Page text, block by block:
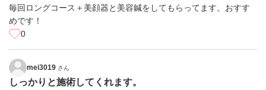
毎回ロングコース＋美顔器と美容鍼をしてもらってます。おすす
めです！
0
mei3019 さん
しっかりと施術してくれます。